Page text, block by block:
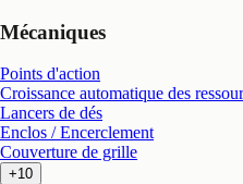
Mécaniques
Points d'action
Croissance automatique des
Lancers de dés
Enclos / Encerclement
Couverture de grille
+10